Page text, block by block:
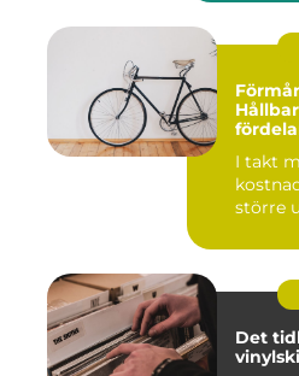
I takt
större
Det